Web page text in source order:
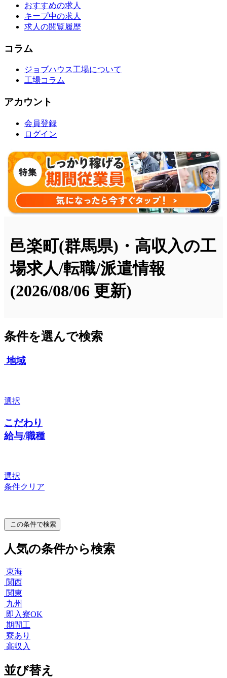
おすすめの求人
キープ中の求人
求人の閲覧履歴
コラム
ジョブハウス工場について
工場コラム
アカウント
会員登録
ログイン
邑楽町(群馬県)・高収入の工
場求人/転職/派遣情報
(2026/08/06 更新)
条件を選んで検索
地域
選択
こだわり
給与/職種
選択
条件クリア
この条件で検索
人気の条件から検索
東海
関西
関東
九州
即入寮OK
期間工
寮あり
高収入
並び替え